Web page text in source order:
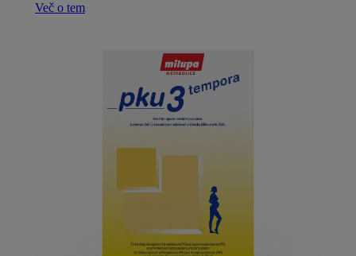
Več o tem